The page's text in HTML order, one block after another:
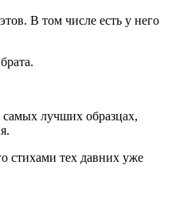
В том числе есть у него
самых лучших образцах,
стихами тех давних уже